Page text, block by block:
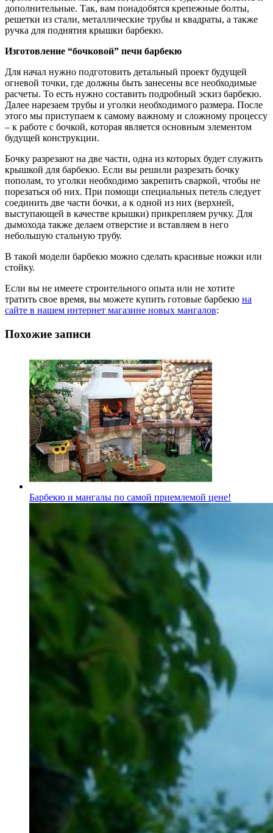
дополнительные. Так, вам понадобятся крепежные болты,
решетки из стали, металлические трубы и квадраты, а также
ручка для поднятия крышки барбекю.
Изготовление “бочковой” печи барбекю
Для начал нужно подготовить детальный проект будущей
огневой точки, где должны быть занесены все необходимые
расчеты. То есть нужно составить подробный эскиз барбекю.
Далее нарезаем трубы и уголки необходимого размера. После
этого мы приступаем к самому важному и сложному процессу
– к работе с бочкой, которая является основным элементом
будущей конструкции.
Бочку разрезают на две части, одна из которых будет служить
крышкой для барбекю. Если вы решили разрезать бочку
пополам, то уголки необходимо закрепить сваркой, чтобы не
порезаться об них. При помощи специальных петель следует
соединить две части бочки, а к одной из них (верхней,
выступающей в качестве крышки) прикрепляем ручку. Для
дымохода также делаем отверстие и вставляем в него
небольшую стальную трубу.
В такой модели барбекю можно сделать красивые ножки или
стойку.
Если вы не имеете строительного опыта или не хотите
тратить свое время, вы можете купить готовые барбекю на
сайте в нашем интернет магазине новых мангалов:
Похожие записи
Барбекю и мангалы по самой приемлемой цене!